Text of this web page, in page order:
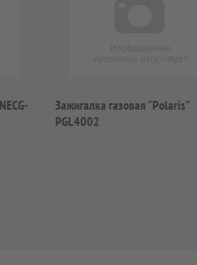
Зажигалка газовая "Polaris"
PGL4002